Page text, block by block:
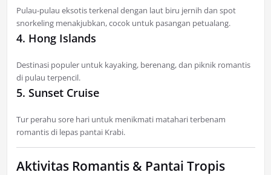
Pulau-pulau eksotis terkenal dengan laut biru jernih dan spot
snorkeling menakjubkan, cocok untuk pasangan petualang.
4. Hong Islands
Destinasi populer untuk kayaking, berenang, dan piknik romantis
di pulau terpencil.
5. Sunset Cruise
Tur perahu sore hari untuk menikmati matahari terbenam
romantis di lepas pantai Krabi.
Aktivitas Romantis & Pantai Tropis